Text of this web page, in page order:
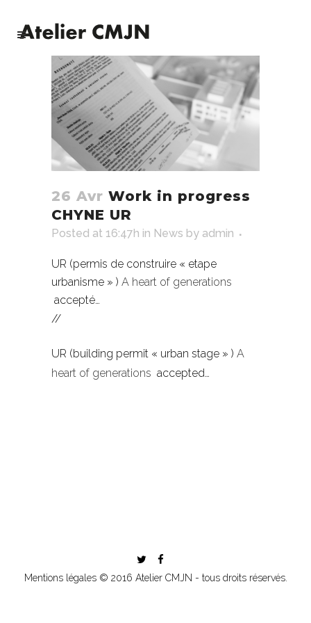
26 Avr Work in progress
CHYNE UR
Posted at 16:47h in News by admin
UR (permis de construire « etape
urbanisme » ) A heart of generations
accepté…
//
UR (building permit « urban stage » ) A
heart of generations accepted…
Mentions légales© 2016 Atelier CMJN - tous droits réservés.